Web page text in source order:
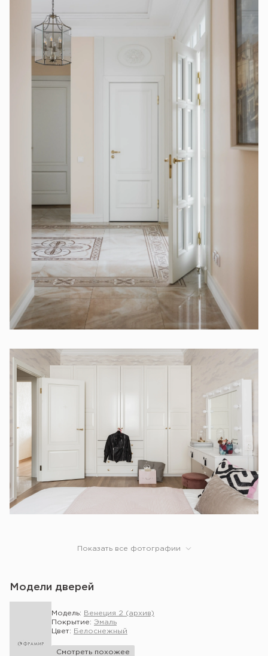
Показать все фотографии
Модели дверей
Модель:
Венеция 2 (архив)
Покрытие: Эмаль
Цвет:
Белоснежный
Смотреть похожее